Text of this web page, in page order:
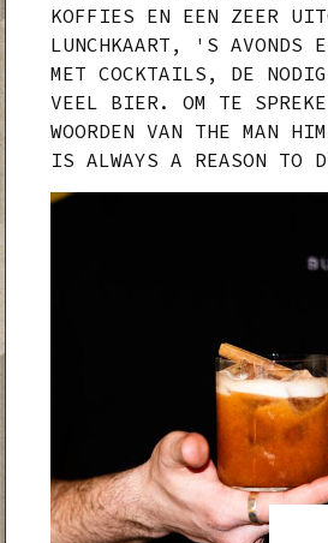
KOFFIES EN EEN ZEER
LUNCHKAART, 'S AVONDS
MET COCKTAILS, DE
VEEL BIER. OM TE
WOORDEN VAN THE MAN
IS ALWAYS A REASON